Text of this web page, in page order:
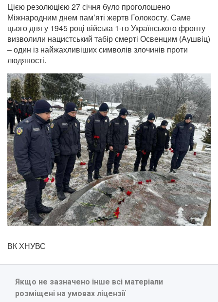
Цією резолюцією 27 січня було проголошено
Міжнародним днем пам’яті жертв Голокосту. Саме
цього дня у 1945 році війська 1-го Українського фронту
визволили нацистський табір смерті Освенцим (Аушвіц)
– один із найжахливіших символів злочинів проти
людяності.
ВК ХНУВС
Якщо не зазначено інше всі матеріали
розміщені на умовах ліцензії